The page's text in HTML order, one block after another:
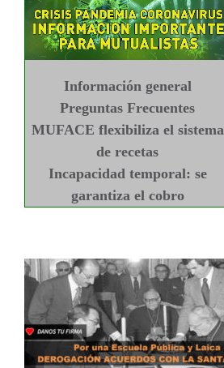
Información general
Preguntas Frecuentes
MUFACE flexibiliza el sistema
de recetas
Incapacidad temporal: se
garantiza el cobro